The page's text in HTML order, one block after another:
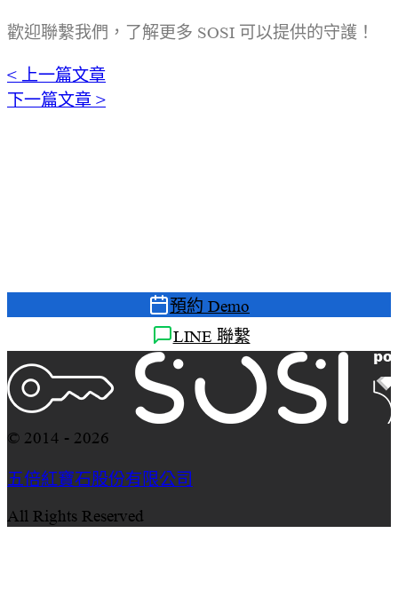
歡迎聯繫我們，了解更多 SOSI 可以提供的守護！
< 上一篇文章
下一篇文章 >
預約 Demo
LINE 聯繫
© 2014 - 2026
五倍紅寶石股份有限公司
All Rights Reserved